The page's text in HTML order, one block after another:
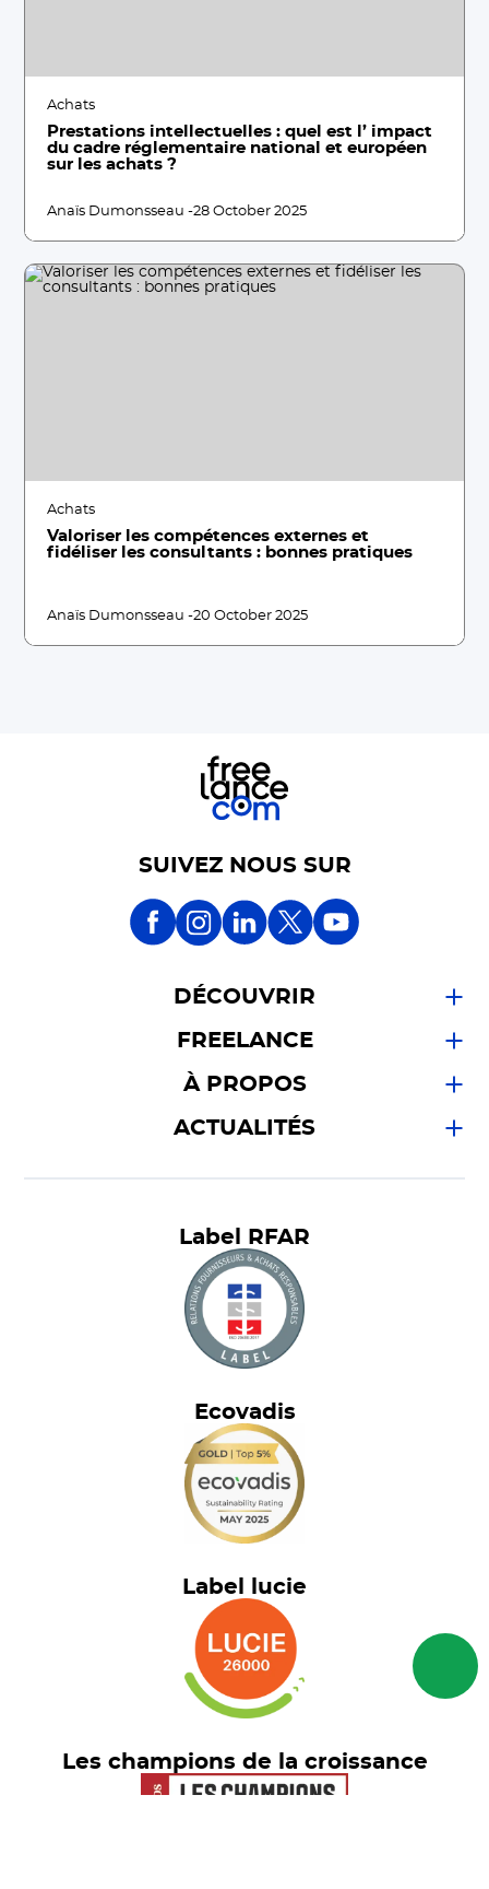
Achats
Prestations intellectuelles : quel est l’ impact
du cadre réglementaire national et européen
sur les achats ?
Anaïs Dumonsseau -28 October 2025
Achats
Valoriser les compétences externes et
fidéliser les consultants : bonnes pratiques
Anaïs Dumonsseau -20 October 2025
SUIVEZ NOUS SUR
DÉCOUVRIR
FREELANCE
À PROPOS
ACTUALITÉS
Label RFAR
Ecovadis
Label lucie
Les champions de la croissance